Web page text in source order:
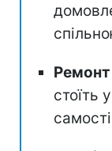
Ремонт
стоїть